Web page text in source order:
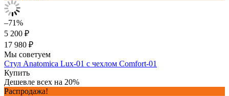
–71%
5 200 ₽
17 980 ₽
Мы советуем
Стул Anatomica Lux-01 с чехлом Comfort-01
Купить
Дешевле всех на 20%
Распродажа!